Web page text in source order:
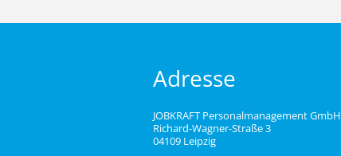
Adresse
JOBKRAFT Personalmanagement GmbH
Richard-Wagner-Straße 3
04109 Leipzig